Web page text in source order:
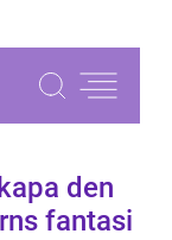
den
fantasi